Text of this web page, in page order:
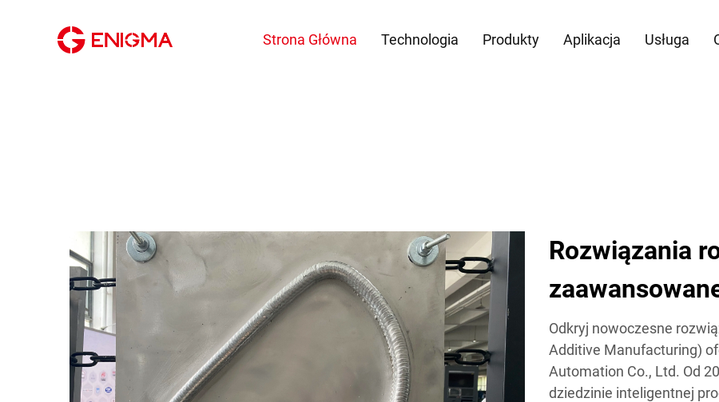
Strona Główna Technologia Produkty Aplikacja Usługa
Rozwiązania
Odkryj nowoczesne
Additive Manufacturing)
Automation Co., Ltd. Od
dziedzinie inteligentnej